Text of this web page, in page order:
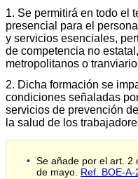
1. Se permitirá en todo el
presencial para el
y servicios esenciales,
de competencia no
metropolitanos o
2. Dicha formación se
condiciones señaladas
servicios de prevención
la salud de los
Se añade por el art. 2
de mayo. Ref. BOE-